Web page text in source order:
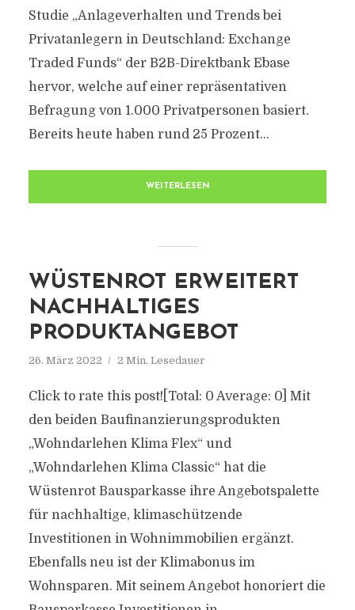
Studie „Anlageverhalten und Trends bei
Privatanlegern in Deutschland: Exchange
Traded Funds“ der B2B-Direktbank Ebase
hervor, welche auf einer repräsentativen
Befragung von 1.000 Privatpersonen basiert.
Bereits heute haben rund 25 Prozent...
WEITERLESEN
WÜSTENROT ERWEITERT
NACHHALTIGES
PRODUKTANGEBOT
26. März 2022 2 Min. Lesedauer
Click to rate this post![Total: 0 Average: 0] Mit
den beiden Baufinanzierungsprodukten
„Wohndarlehen Klima Flex“ und
„Wohndarlehen Klima Classic“ hat die
Wüstenrot Bausparkasse ihre Angebotspalette
für nachhaltige, klimaschützende
Investitionen in Wohnimmobilien ergänzt.
Ebenfalls neu ist der Klimabonus im
Wohnsparen. Mit seinem Angebot honoriert die